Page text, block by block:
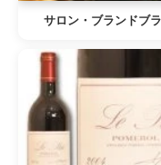
サロン・ブランドブ